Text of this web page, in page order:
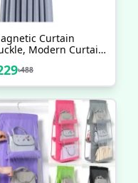
Curtain
Modern Curtain
Living Room
- 1 Pair
৳488